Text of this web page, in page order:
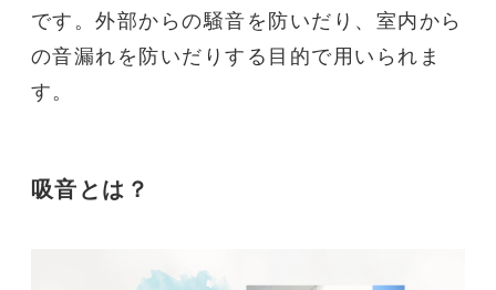
です。外部からの騒音を防いだり、室内から
の音漏れを防いだりする目的で用いられま
す。
吸音とは？